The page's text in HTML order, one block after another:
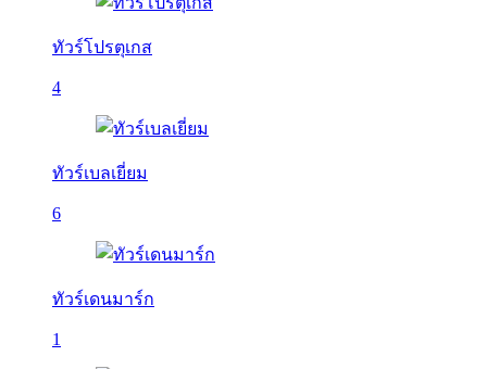
ทัวร์โปรตุเกส
4
ทัวร์เบลเยี่ยม
6
ทัวร์เดนมาร์ก
1